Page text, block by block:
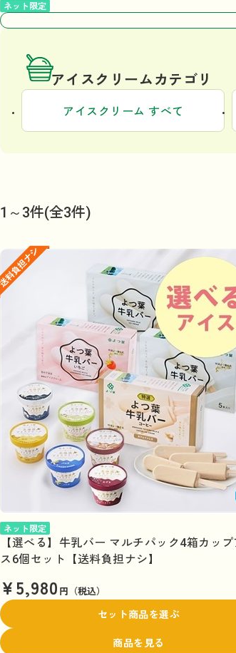
ネット限定
アイスクリームカテゴリ
アイスクリーム すべて
1～3件(全3件)
ネット限定
【選べる】牛乳バー マルチパック4箱カップ
ス6個セット【送料負担ナシ】
¥5,980 円（税込）
セット商品を選ぶ
商品を見る